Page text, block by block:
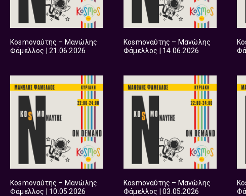
Kosmoναύτης – Μανώλης
Φάμελλος | 21.06.2026
Kosmoναύτης – Μανώλης
Φάμελλος | 14.06.2026
Kosmoναύτης – Μανώλης
Φάμελλος | 10.05.2026
Kosmoναύτης – Μανώλης
Φάμελλος | 03.05.2026